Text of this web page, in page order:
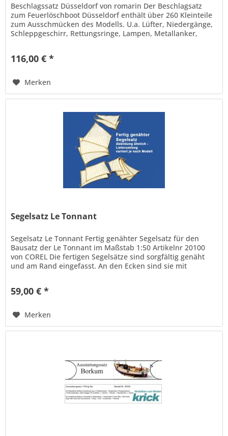
Beschlagssatz Düsseldorf von romarin Der Beschlagsatz
zum Feuerlöschboot Düsseldorf enthält über 260 Kleinteile
zum Ausschmücken des Modells. U.a. Lüfter, Niedergänge,
Schleppgeschirr, Rettungsringe, Lampen, Metallanker,
116,00 € *
Merken
Segelsatz Le Tonnant
Segelsatz Le Tonnant Fertig genähter Segelsatz für den
Bausatz der Le Tonnant im Maßstab 1:50 Artikelnr 20100
von COREL Die fertigen Segelsätze sind sorgfältig genäht
und am Rand eingefasst. An den Ecken sind sie mit
59,00 € *
Merken